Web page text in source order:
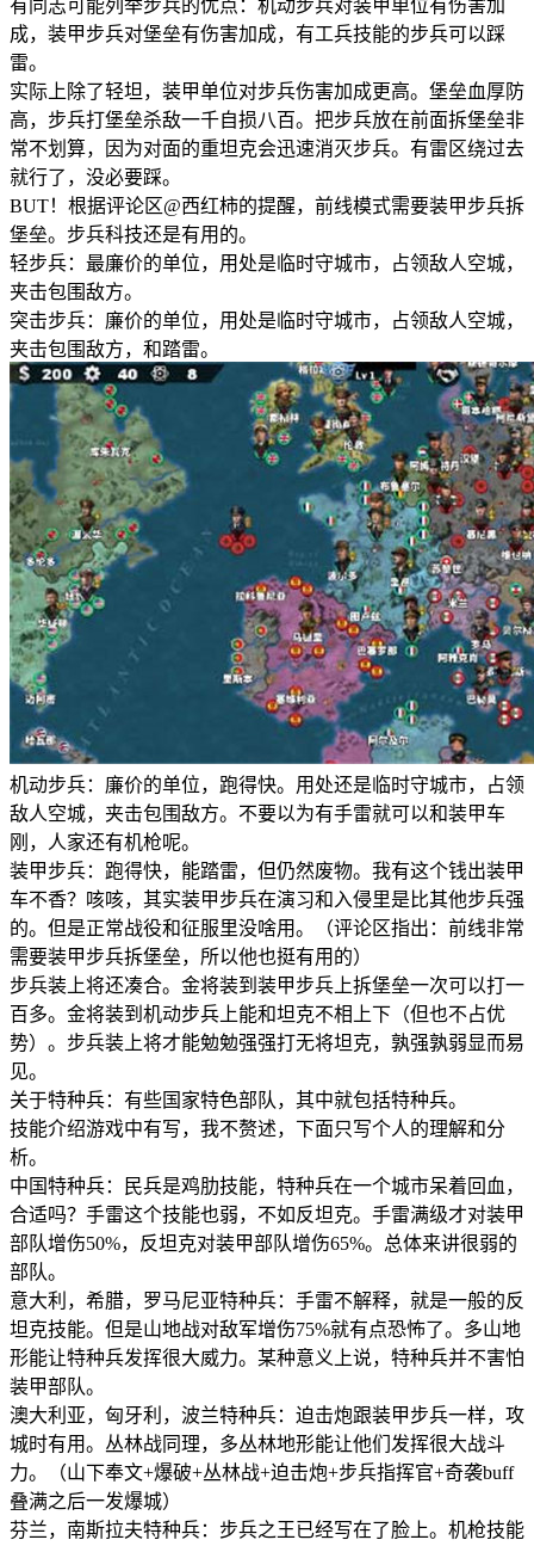
有同志可能列举步兵的优点：机动步兵对装甲单位有伤害加
成，装甲步兵对堡垒有伤害加成，有工兵技能的步兵可以踩
雷。
实际上除了轻坦，装甲单位对步兵伤害加成更高。堡垒血厚防
高，步兵打堡垒杀敌一千自损八百。把步兵放在前面拆堡垒非
常不划算，因为对面的重坦克会迅速消灭步兵。有雷区绕过去
就行了，没必要踩。
BUT！根据评论区@西红柿的提醒，前线模式需要装甲步兵拆
堡垒。步兵科技还是有用的。
轻步兵：最廉价的单位，用处是临时守城市，占领敌人空城，
夹击包围敌方。
突击步兵：廉价的单位，用处是临时守城市，占领敌人空城，
夹击包围敌方，和踏雷。
机动步兵：廉价的单位，跑得快。用处还是临时守城市，占领
敌人空城，夹击包围敌方。不要以为有手雷就可以和装甲车
刚，人家还有机枪呢。
装甲步兵：跑得快，能踏雷，但仍然废物。我有这个钱出装甲
车不香？咳咳，其实装甲步兵在演习和入侵里是比其他步兵强
的。但是正常战役和征服里没啥用。（评论区指出：前线非常
需要装甲步兵拆堡垒，所以他也挺有用的）
步兵装上将还凑合。金将装到装甲步兵上拆堡垒一次可以打一
百多。金将装到机动步兵上能和坦克不相上下（但也不占优
势）。步兵装上将才能勉勉强强打无将坦克，孰强孰弱显而易
见。
关于特种兵：有些国家特色部队，其中就包括特种兵。
技能介绍游戏中有写，我不赘述，下面只写个人的理解和分
析。
中国特种兵：民兵是鸡肋技能，特种兵在一个城市呆着回血，
合适吗？手雷这个技能也弱，不如反坦克。手雷满级才对装甲
部队增伤50%，反坦克对装甲部队增伤65%。总体来讲很弱的
部队。
意大利，希腊，罗马尼亚特种兵：手雷不解释，就是一般的反
坦克技能。但是山地战对敌军增伤75%就有点恐怖了。多山地
形能让特种兵发挥很大威力。某种意义上说，特种兵并不害怕
装甲部队。
澳大利亚，匈牙利，波兰特种兵：迫击炮跟装甲步兵一样，攻
城时有用。丛林战同理，多丛林地形能让他们发挥很大战斗
力。（山下奉文+爆破+丛林战+迫击炮+步兵指挥官+奇袭buff
叠满之后一发爆城）
芬兰，南斯拉夫特种兵：步兵之王已经写在了脸上。机枪技能